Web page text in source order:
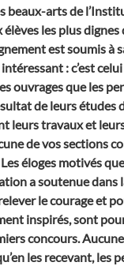
beaux-arts de
élèves les plus
est soumis à
: c’est
ouvrages que les
de leurs études
leurs travaux et
de vos sections
éloges motivés
a soutenue
le courage et
inspirés, sont
concours.
les recevant, les